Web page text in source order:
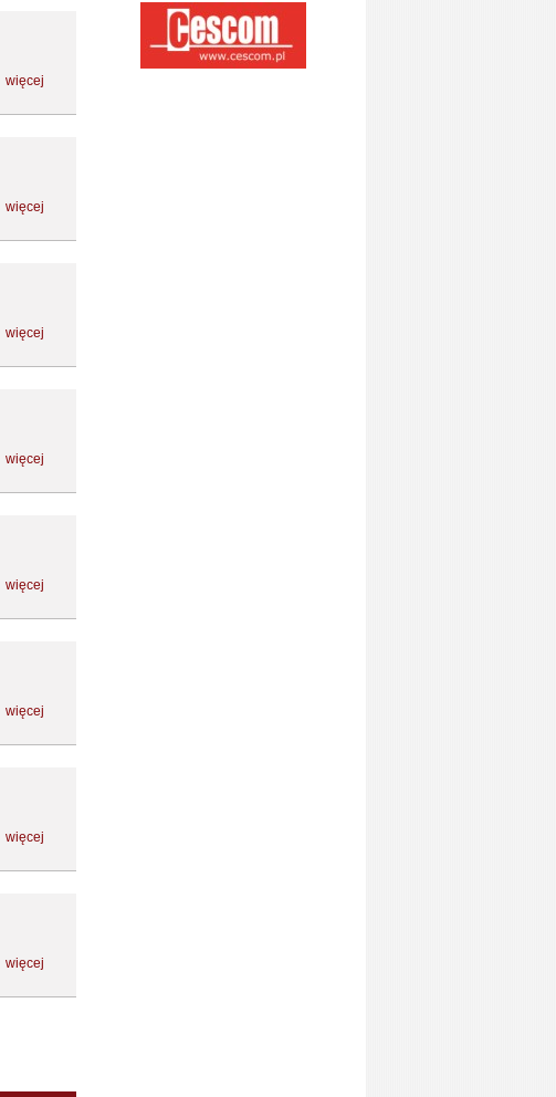
więcej
więcej
więcej
więcej
więcej
więcej
więcej
więcej